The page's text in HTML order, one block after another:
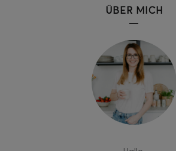
ÜBER MICH